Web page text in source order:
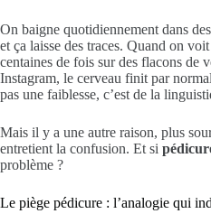
On baigne quotidiennement dans
et ça laisse des traces. Quand on
centaines de fois sur des flacons de
Instagram, le cerveau finit par
pas une faiblesse, c’est de la
Mais il y a une autre raison, plus
entretient la confusion. Et si
problème ?
Le piège pédicure : l’analogie qui